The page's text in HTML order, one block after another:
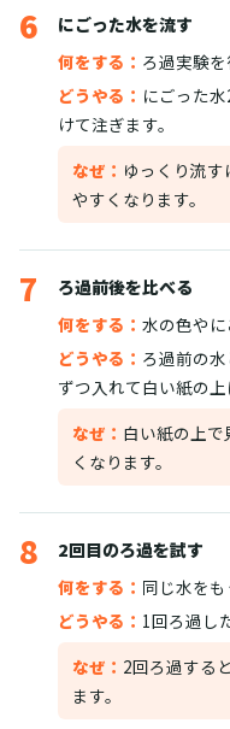
6
にごった水を流す
何をする： ろ過実験を
どうやる： にごった
けて注ぎます。
なぜ： ゆっくり流
やすくなります。
7
ろ過前後を比べる
何をする： 水の色やに
どうやる： ろ過前の
ずつ入れて白い紙の上
なぜ： 白い紙の上
くなります。
8
2回目のろ過を試す
何をする： 同じ水をも
どうやる： 1回ろ過し
なぜ： 2回ろ過する
ます。